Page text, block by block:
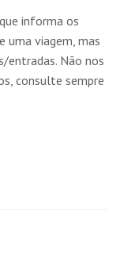
informa os
uma viagem, mas
entradas. Não nos
consulte sempre